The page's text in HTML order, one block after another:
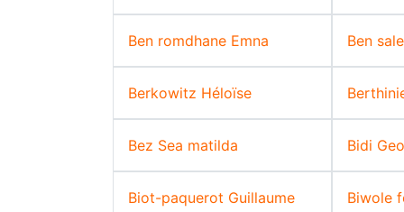
Ben romdhane Emna Ben
Berkowitz Héloïse
Bez Sea matilda Bidi
Biot-paquerot Guillaume Biwole